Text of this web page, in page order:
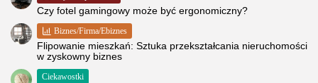
Czy fotel gamingowy może być ergonomiczny?
Biznes/Firma/Ebiznes
Flipowanie mieszkań: Sztuka przekształcania nieruchomości
w zyskowny biznes
Ciekawostki